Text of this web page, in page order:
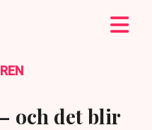
och det blir